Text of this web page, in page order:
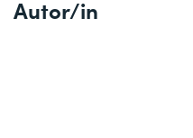
Autor/in